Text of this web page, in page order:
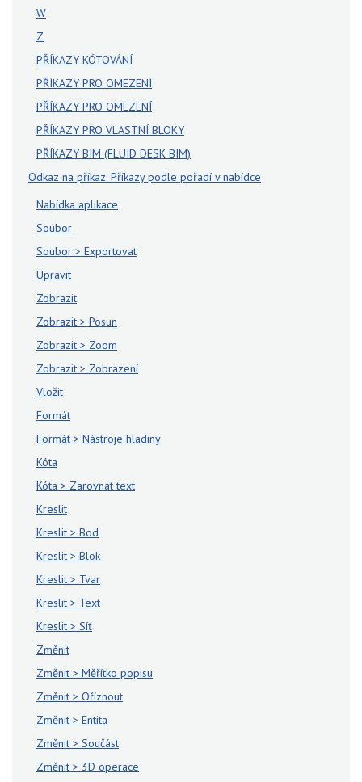
W
Z
PŘÍKAZY KÓTOVÁNÍ
PŘÍKAZY PRO OMEZENÍ
PŘÍKAZY PRO OMEZENÍ
PŘÍKAZY PRO VLASTNÍ BLOKY
PŘÍKAZY BIM (FLUID DESK BIM)
Odkaz na příkaz: Příkazy podle pořadí v nabídce
Nabídka aplikace
Soubor
Soubor > Exportovat
Upravit
Zobrazit
Zobrazit > Posun
Zobrazit > Zoom
Zobrazit > Zobrazení
Vložit
Formát
Formát > Nástroje hladiny
Kóta
Kóta > Zarovnat text
Kreslit
Kreslit > Bod
Kreslit > Blok
Kreslit > Tvar
Kreslit > Text
Kreslit > Síť
Změnit
Změnit > Měřítko popisu
Změnit > Oříznout
Změnit > Entita
Změnit > Součást
Změnit > 3D operace